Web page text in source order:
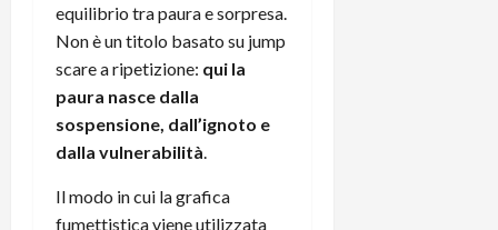
equilibrio tra paura e sorpresa.
Non è un titolo basato su jump
scare a ripetizione: qui la
paura nasce dalla
sospensione, dall’ignoto e
dalla vulnerabilità
Il modo in cui la grafica
fumettistica viene utilizzata